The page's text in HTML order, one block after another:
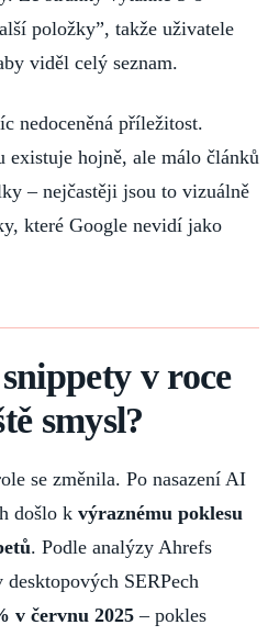
položky”, takže uživatele
viděl celý seznam.
nedoceněná příležitost.
existuje hojně, ale málo článků
– nejčastěji jsou to vizuálně
které Google nevidí jako
v roce
smysl?
se změnila. Po nasazení AI
došlo k výraznému poklesu
. Podle analýzy Ahrefs
SERPech
v červnu 2025 – pokles